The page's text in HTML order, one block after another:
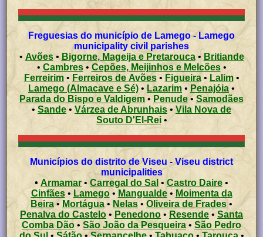
Freguesias do município de Lamego - Lamego
municipality civil parishes
• Avões• Bigorne, Mageija e Pretarouca• Britiande
• Cambres• Cepões, Meijinhos e Melcões•
Ferreirim• Ferreiros de Avões• Figueira• Lalim•
Lamego (Almacave e Sé) • Lazarim • Penajóia •
Parada do Bispo e Valdigem •Penude • Samodães
• Sande • Várzea de Abrunhais • Vila Nova de
Souto D'El-Rei•
Municípios do distrito de Viseu - Viseu district
municipalities
• Armamar • Carregal do Sal • Castro Daire •
Cinfães•Lamego• Mangualde• Moimenta da
Beira• Mortágua• Nelas• Oliveira de Frades•
Penalva do Castelo • Penedono • Resende • Santa
Comba Dão • São João da Pesqueira • São Pedro